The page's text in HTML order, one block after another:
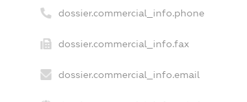
dossier.commercial_info.phone
dossier.commercial_info.fax
dossier.commercial_info.email